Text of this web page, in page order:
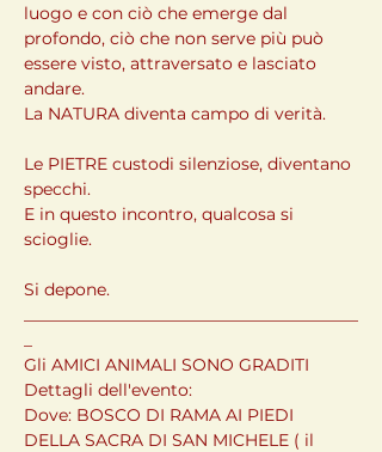
luogo e con ciò che emerge dal
profondo, ciò che non serve più può
essere visto, attraversato e lasciato
andare.
La NATURA diventa campo di verità.
Le PIETRE custodi silenziose, diventano
specchi.
E in questo incontro, qualcosa si
scioglie.
Si depone.
Gli AMICI ANIMALI SONO GRADITI
Dettagli dell'evento:
Dove: BOSCO DI RAMA AI PIEDI
DELLA SACRA DI SAN MICHELE ( il